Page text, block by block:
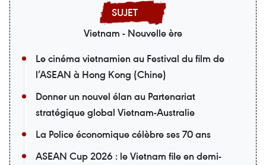
Vietnam - Nouvelle ère
Le cinéma vietnamien au Festival du film de
l’ASEAN à Hong Kong (Chine)
Donner un nouvel élan au Partenariat
stratégique global Vietnam-Australie
La Police économique célèbre ses 70 ans
ASEAN Cup 2026 : le Vietnam file en demi-